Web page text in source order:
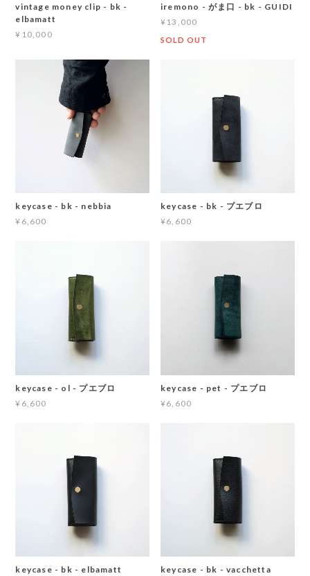
vintage money clip - bk -
elbamatt
¥10,000
iremono - がま口 - bk - GUIDI
¥13,000
SOLD OUT
keycase - bk - nebbia
¥6,600
keycase - bk - プエブロ
¥6,600
keycase - ol - プエブロ
¥6,600
keycase - pet - プエブロ
¥6,600
keycase - bk - elbamatt
keycase - bk - vacchetta